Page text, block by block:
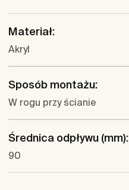
Materiał:
Akryl
Sposób montażu:
W rogu przy ścianie
Średnica odpływu (mm):
90